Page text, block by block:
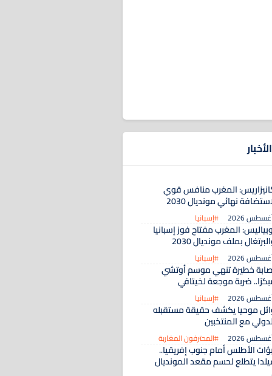
المغرب منافس قوي
نهائي مونديال 2030
#إسبانيا
المغرب مفتاح فوز إسبانيا
بملف مونديال 2030
#إسبانيا
خطيرة تنهي موسم أوتشي
ضربة موجعة لخيتافي
#إسبانيا
موحيا يكشف حقيقة مستقبله
مع المنتخبين
#المحترفون المغاربة
الأطلس أمام جنوب إفريقيا..
يتطلع لحسم مقعد المونديال